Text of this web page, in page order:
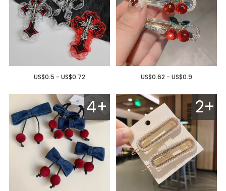
US$0.5 - US$0.72 US$0.62 - US$0.9
4+ 2+